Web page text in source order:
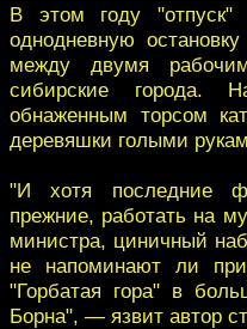
В этом году "отпуск"
однодневную
между двумя
сибирские города.
обнаженным торсом
деревяшки голыми
"И хотя последние
прежние, работать на
министра, циничный
не напоминают ли
"Горбатая гора" в
Борна", — язвит автор